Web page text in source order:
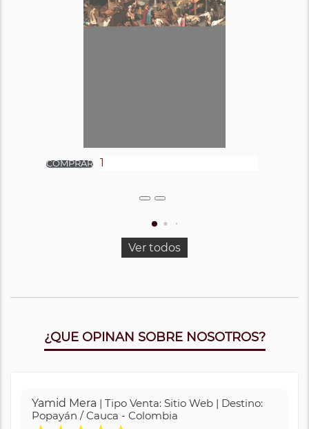
Ver todos
¿QUE OPINAN SOBRE NOSOTROS?
Yamid Mera | Tipo Venta: Sitio Web | Destino:
Popayán / Cauca - Colombia